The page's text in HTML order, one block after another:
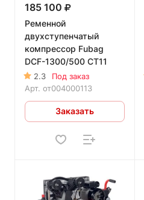
185 100
Ременной
двухступенчатый
компрессор Fubag
DCF-1300/500 CT11
2.3
Под заказ
Арт. от004000113
Заказать